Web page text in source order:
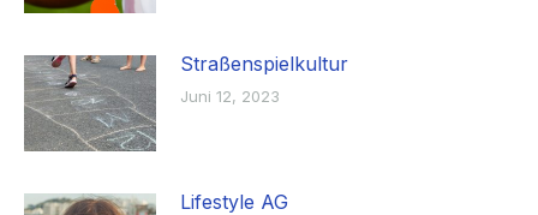
Straßenspielkultur
Juni 12, 2023
Lifestyle AG